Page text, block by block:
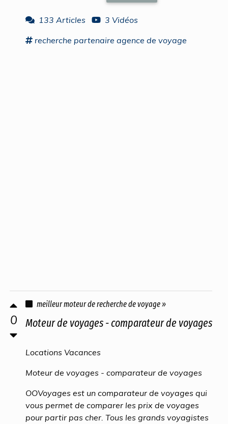
133 Articles
3 Vidéos
recherche partenaire agence de voyage
0
meilleur moteur de recherche de voyage »
Moteur de voyages - comparateur de voyages
Locations Vacances
Moteur de voyages - comparateur de voyages
OOVoyages est un comparateur de voyages qui
vous permet de comparer les prix de voyages
pour partir pas cher. Tous les grands voyagistes